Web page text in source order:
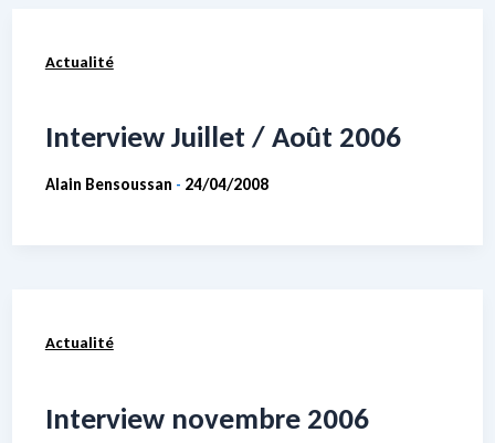
Actualité
Interview Juillet / Août 2006
Alain Bensoussan - 24/04/2008
Actualité
Interview novembre 2006